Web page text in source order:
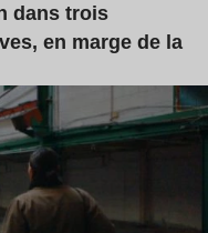
dans trois
en marge de la